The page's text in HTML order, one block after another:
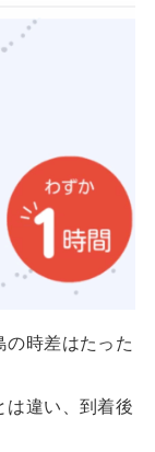
の時差はたった
は違い、到着後